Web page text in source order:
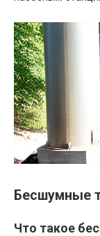
Бесшумные
Что такое